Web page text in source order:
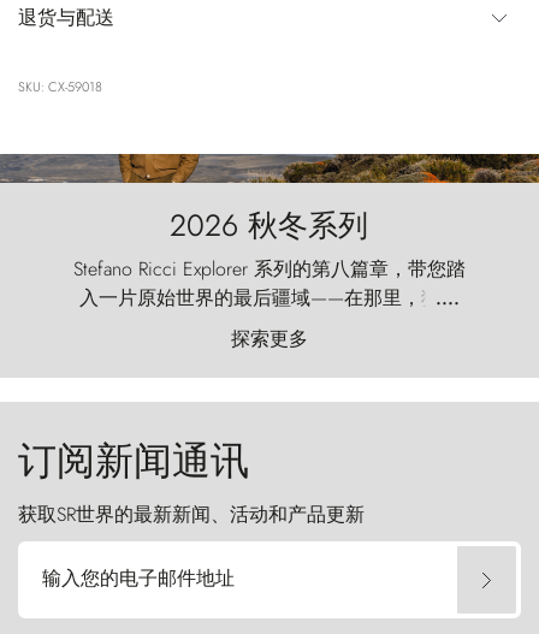
退货与配送
SKU: CX-59018
2026 秋冬系列
Stefano Ricci Explorer 系列的第八篇章，带您踏
入一片原始世界的最后疆域——在那里，狂风
以远古的怒号雕琢着自然，而百内塔（Torres
del Paine）则宛如石砌的哨兵，傲然向苍穹发
起挑战。
....
探索更多
订阅新闻通讯
获取SR世界的最新新闻、活动和产品更新
输入您的电子邮件地址